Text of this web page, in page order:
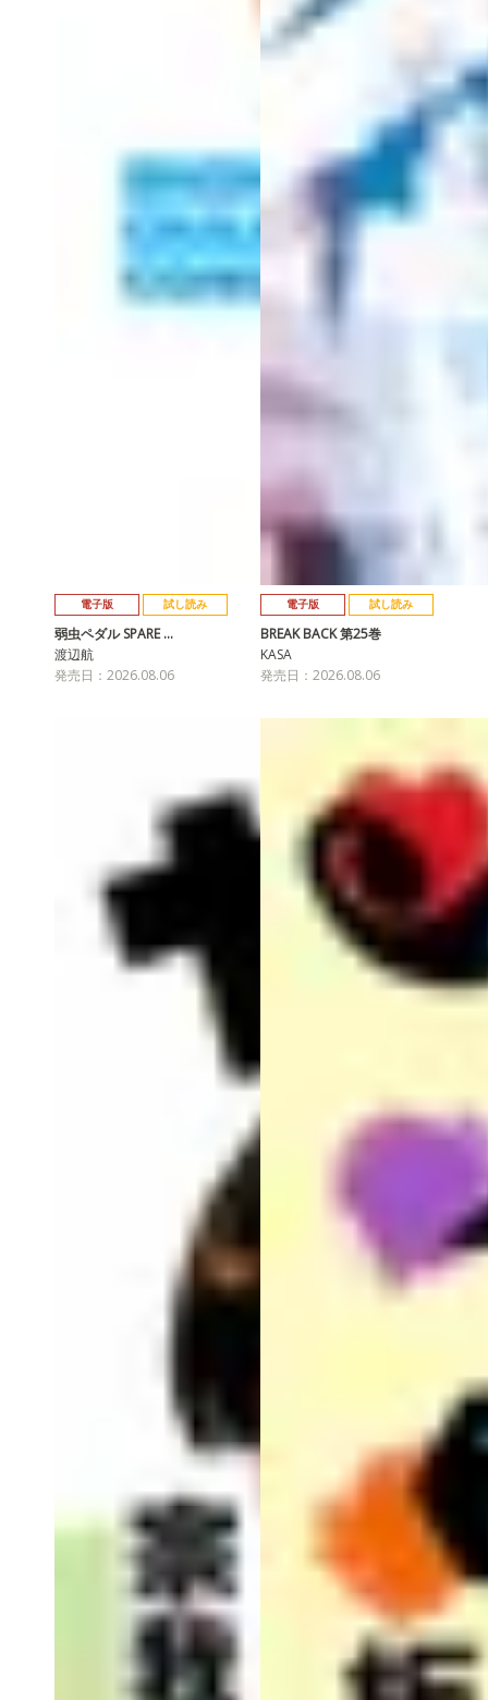
電子版 試し読み
弱虫ペダル SPARE …
渡辺航
発売日：2026.08.06
電子版 試し読み
BREAK BACK 第25巻
KASA
発売日：2026.08.06